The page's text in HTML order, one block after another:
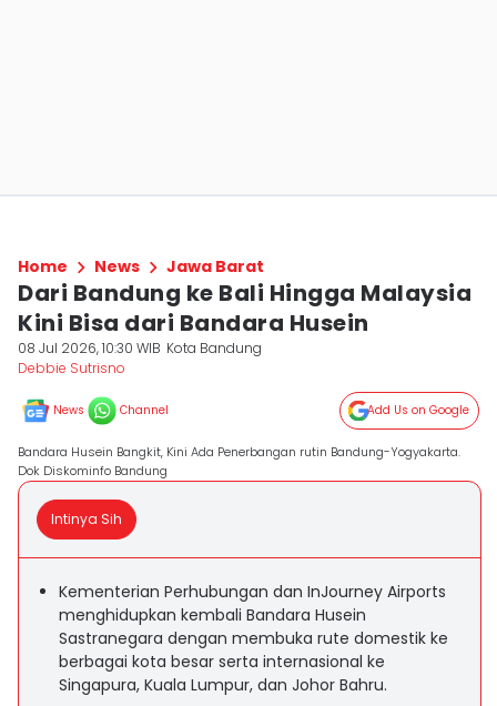
Home News Jawa Barat
Dari Bandung ke Bali Hingga Malaysia
Kini Bisa dari Bandara Husein
08 Jul 2026, 10:30 WIB Kota Bandung
Debbie Sutrisno
News Channel Add Us on Google
Bandara Husein Bangkit, Kini Ada Penerbangan rutin Bandung-Yogyakarta.
Dok Diskominfo Bandung
Intinya Sih
Kementerian Perhubungan dan InJourney Airports
menghidupkan kembali Bandara Husein
Sastranegara dengan membuka rute domestik ke
berbagai kota besar serta internasional ke
Singapura, Kuala Lumpur, dan Johor Bahru.